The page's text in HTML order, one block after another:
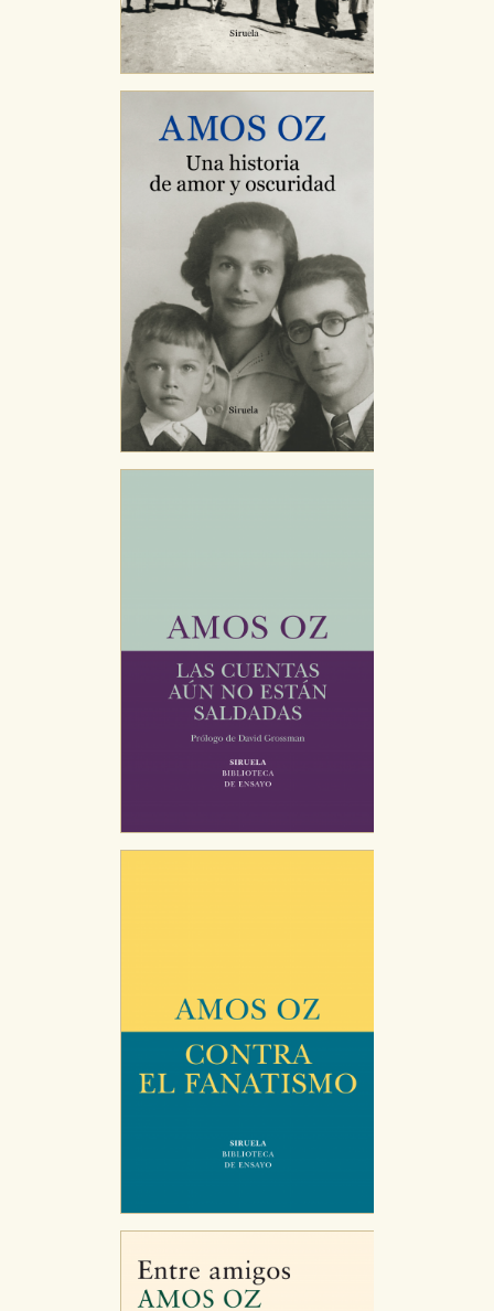
Estas cookies se utilizan para mejorar su experiencia
de navegación y optimizar el funcionamiento de
nuestro sitio web. Almacenan configuraciones de
servicios para que no tenga que reconfigurarlos cada
vez que nos visita. La información es agregada y, por lo
Cookies de publicidad y redes sociales
Estas cookies son gestionadas por nuestros socios
publicitarios y se utilizan para mostrar publicidad
relevante para sus intereses en otros sitios. No
almacenan directamente información personal sino
que se basan en la identificación única de su
navegador y dispositivo de internet.
GUARDAR CONFIGURACIÓN
Puede consultar nuestra política de cookies